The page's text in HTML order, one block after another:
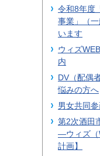
令和8年度
事業」（
います
ウィズ
内
DV（配偶
悩みの方へ
男女共同
第2次酒田
―ウィズ（
計画】